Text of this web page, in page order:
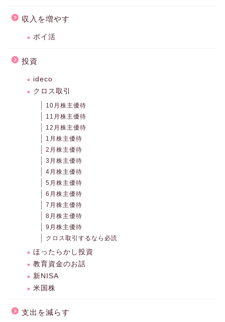
収入を増やす
ポイ活
投資
ideco
クロス取引
10月株主優待
11月株主優待
12月株主優待
1月株主優待
2月株主優待
3月株主優待
4月株主優待
5月株主優待
6月株主優待
7月株主優待
8月株主優待
9月株主優待
クロス取引するなら必読
ほったらかし投資
教育資金のお話
新NISA
米国株
支出を減らす